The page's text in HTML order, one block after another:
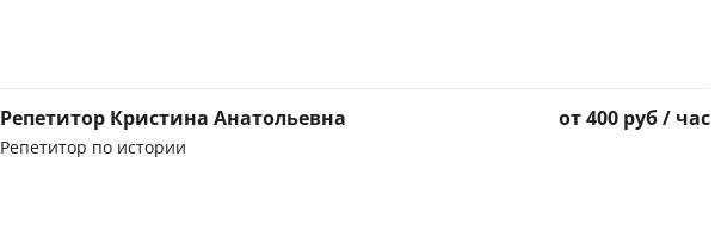
Репетитор Кристина Анатольевна
Репетитор по истории
от 400 руб / час